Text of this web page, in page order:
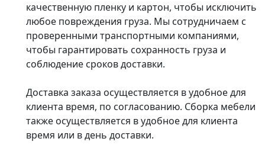
качественную пленку и картон, чтобы исключить
любое повреждения груза. Мы сотрудничаем с
проверенными транспортными компаниями,
чтобы гарантировать сохранность груза и
соблюдение сроков доставки.
Доставка заказа осуществляется в удобное для
клиента время, по согласованию. Сборка мебели
также осуществляется в удобное для клиента
время или в день доставки.